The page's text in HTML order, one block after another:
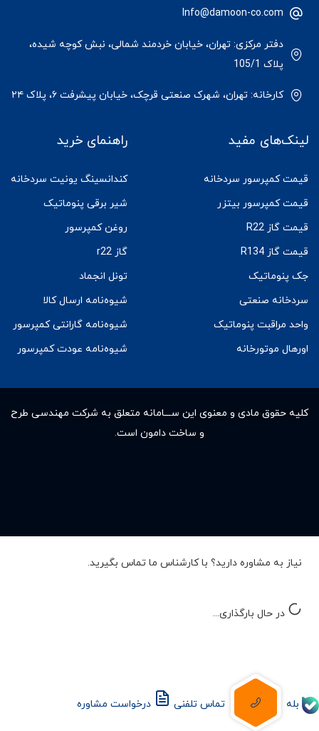
Info@damoon-co.com
دفتر مرکزی: تهران، خیابان خردمند شمالی، نبش کوچه شیده،
پلاک 105/1
کارخانه: تهران، شهرک صنعتی قرچک، خیابان پیشرفت ۶، پلاک ۲۴
لینک‌های مفید
قیمت کمپرسور سردخانه
قیمت کمپرسور بیتزر
قیمت گاز R22
قیمت گاز R134
جک پنوماتیک
سردخانه صنعتی
واحد مراقبت پنوماتیک
اورهال موتورخانه
راهنمای خرید
کندانسینگ یونیت سردخانه
شیر برقی پنوماتیک
روغن کمپرسور
گاز r22
تونل انجماد
شیوه‌نامه ارسال کالا
شیوه‌نامه گارانتی کمپرسور
شیوه‌نامه عودت کمپرسور
کلیه حقوق مادى و معنوى این ســـامانه متعلق به شرکت مهندسی طرح
و ساخت دامون است.
نیاز به مشاوره دارید؟ با کارشناس ما تماس بگیرید.
در حال بارگذاری...
بله تماس تلفنی درخواست مشاوره